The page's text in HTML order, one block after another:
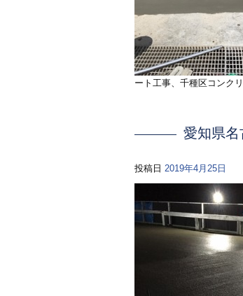
ート工事、千種区コンクリ
愛知県
募集中
投稿日 2019年4月25日